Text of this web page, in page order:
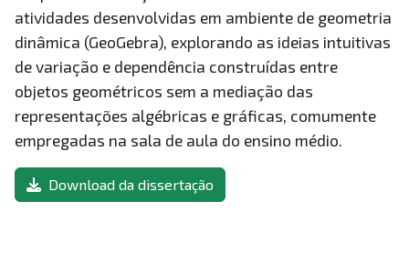
atividades desenvolvidas em ambiente de geometria
dinâmica (GeoGebra), explorando as ideias intuitivas
de variação e dependência construídas entre
objetos geométricos sem a mediação das
representações algébricas e gráficas, comumente
empregadas na sala de aula do ensino médio.
Download da dissertação